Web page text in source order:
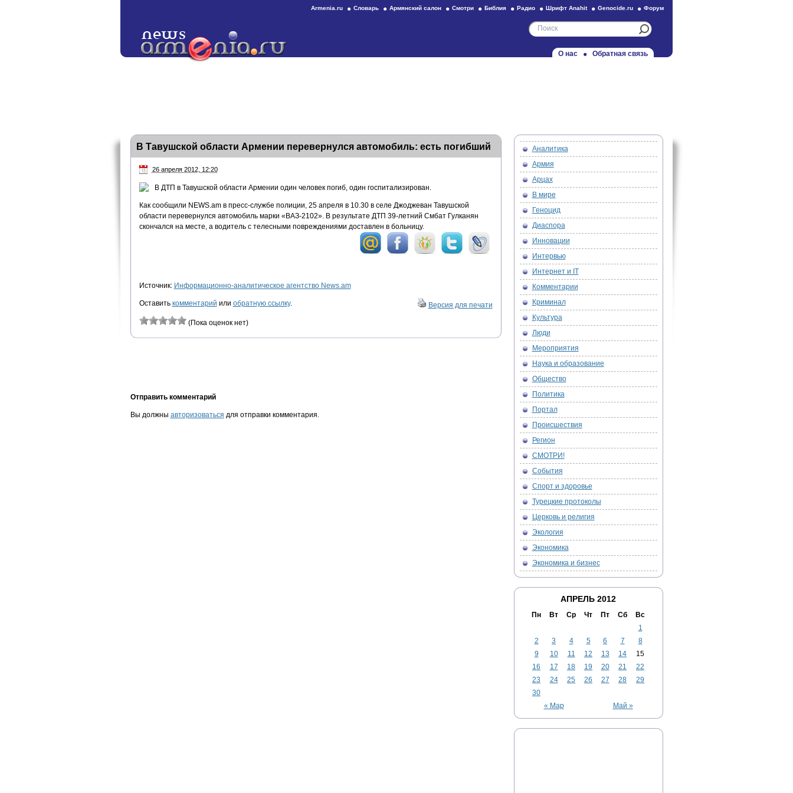
Armenia.ru Словарь Армянский салон Смотри Библия Радио Шрифт Anahit Genocide.ru Форум
О нас Обратная связь
В Тавушской области Армении перевернулся автомобиль: есть погибший
26 апреля 2012, 12:20
В ДТП в Тавушской области Армении один человек погиб, один госпитализирован.
Как сообщили NEWS.am в пресс-службе полиции, 25 апреля в 10.30 в селе Джоджеван Тавушской
области перевернулся автомобиль марки «ВАЗ-2102». В результате ДТП 39-летний Смбат Гулканян
скончался на месте, а водитель с телесными повреждениями доставлен в больницу.
Источник: Информационно-аналитическое агентство News.am
Оставить комментарий или обратную ссылку. Версия для печати
(Пока оценок нет)
Отправить комментарий
Вы должны авторизоваться для отправки комментария.
Аналитика
Армия
Арцах
В мире
Геноцид
Диаспора
Инновации
Интервью
Интернет и IT
Комментарии
Криминал
Культура
Люди
Мероприятия
Наука и образование
Общество
Политика
Портал
Происшествия
Регион
СМОТРИ!
События
Спорт и здоровье
Турецкие протоколы
Церковь и религия
Экология
Экономика
Экономика и бизнес
АПРЕЛЬ 2012
Пн Вт Ср Чт Пт Сб Вс
« Мар Май »
1
2
3 4 5 6 7
8
9
10 11 12 13 14
15
16
17 18 19 20 21
22
23
24 25 26 27 28
29
30